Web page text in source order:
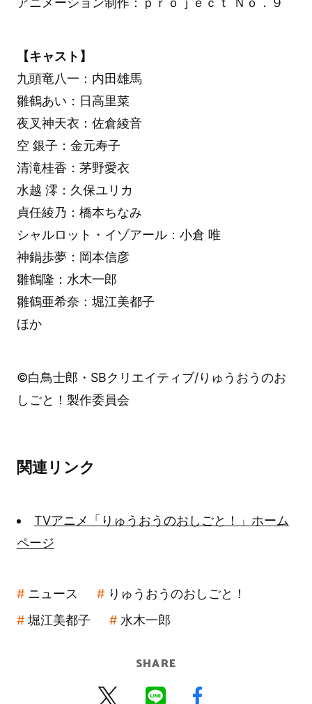
【キャスト】
九頭竜八一：内田雄馬
雛鶴あい：日高里菜
夜叉神天衣：佐倉綾音
空 銀子：金元寿子
清滝桂香：茅野愛衣
水越 澪：久保ユリカ
貞任綾乃：橋本ちなみ
シャルロット・イゾアール：小倉 唯
神鍋歩夢：岡本信彦
雛鶴隆：水木一郎
雛鶴亜希奈：堀江美都子
ほか
©白鳥士郎・SBクリエイティブ/りゅうおうのお
しごと！製作委員会
関連リンク
TVアニメ「りゅうおうのおしごと！」ホーム
ページ
ニュース
りゅうおうのおしごと！
堀江美都子
水木一郎
SHARE